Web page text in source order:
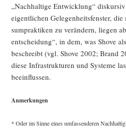
„Nach­hal­ti­ge Ent­wick­lung“
eigent­li­chen Gele­gen­heits­fens­ter,
sum­prak­ti­ken zu ver­än­dern, lie­gen
entschei­dung“, in dem, was Sho­ve
beschreibt (vgl. Sho­ve 2002; Brand
die­se Infra­struk­tu­ren und Sys­te­me
beeinflussen.
Anmer­kun­gen
* Oder im Sin­ne eines umfas­sen­de­ren